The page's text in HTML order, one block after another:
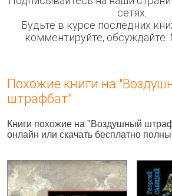
сетях.
Будьте в курсе последних
комментируйте,
Похожие книги на
штрафбат"
Книги похожие на "Воздушный
онлайн или скачать бесплатно